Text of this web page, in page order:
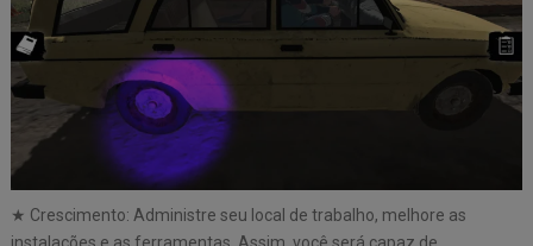
★ Crescimento: Administre seu local de trabalho, melhore as
instalações e as ferramentas. Assim, você será capaz de